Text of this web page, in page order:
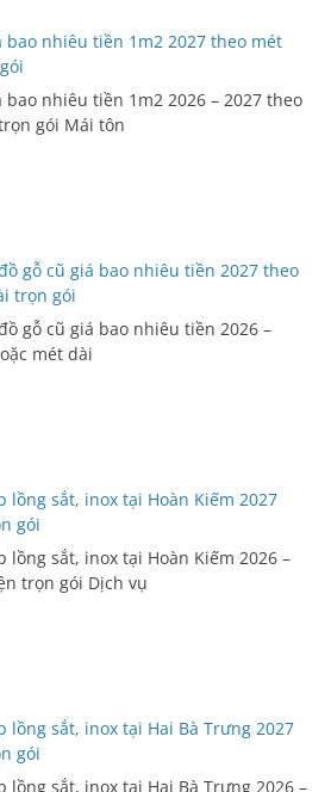
nhiêu tiền 1m2 2027 theo mét
nhiêu tiền 1m2 2026 – 2027 theo
gói Mái tôn
gỗ cũ giá bao nhiêu tiền 2027 theo
trọn gói
gỗ cũ giá bao nhiêu tiền 2026 –
mét dài
lồng sắt, inox tại Hoàn Kiếm 2027
gói
lồng sắt, inox tại Hoàn Kiếm 2026 –
trọn gói Dịch vụ
lồng sắt, inox tại Hai Bà Trưng 2027
gói
lồng sắt, inox tại Hai Bà Trưng 2026 –